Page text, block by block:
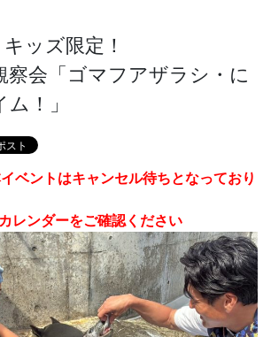
キッズ限定！
察会「ゴマフアザラシ・に
！」
ベントはキャンセル待ちとなっており
レンダーをご確認ください